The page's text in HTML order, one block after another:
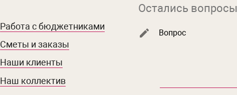
Работа с бюджетниками
Сметы и заказы
Наши клиенты
Наш коллектив
Остались
Вопрос